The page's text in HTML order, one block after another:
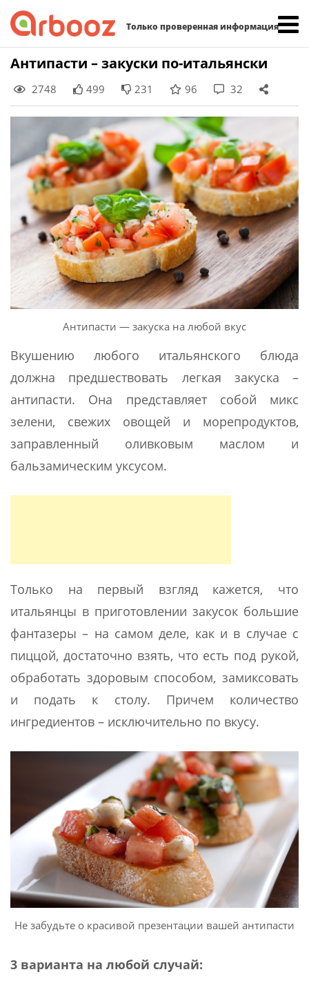
Только проверенная информация
Skip
content
Антипасти – закуски по-итальянски
2748 499 231 96 32
Антипасти — закуска на любой вкус
Вкушению любого итальянского блюда
должна предшествовать легкая закуска –
антипасти. Она представляет собой микс
зелени, свежих овощей и морепродуктов,
заправленный оливковым маслом и
бальзамическим уксусом.
Только на первый взгляд кажется, что
итальянцы в приготовлении закусок большие
фантазеры – на самом деле, как и в случае с
пиццой, достаточно взять, что есть под рукой,
обработать здоровым способом, замиксовать
и подать к столу. Причем количество
ингредиентов – исключительно по вкусу.
Не забудьте о красивой презентации вашей антипасти
3 варианта на любой случай:
Найти: